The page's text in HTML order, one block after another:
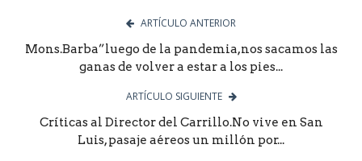
ARTÍCULO ANTERIOR
Mons.Barba”luego de la pandemia,nos sacamos las
ganas de volver a estar a los pies...
ARTÍCULO SIGUIENTE
Críticas al Director del Carrillo.No vive en San
Luis, pasaje aéreos un millón por...